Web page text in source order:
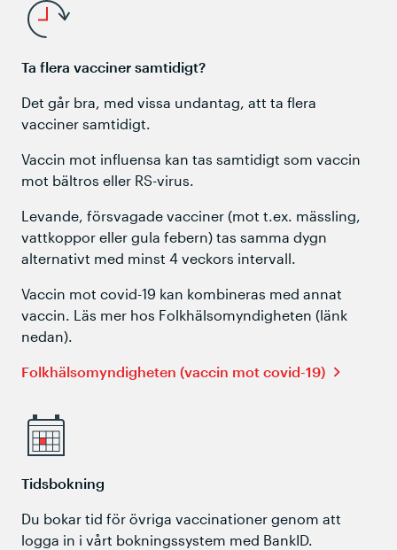
Ta flera vacciner samtidigt?
Det går bra, med vissa undantag, att ta flera
vacciner samtidigt.
Vaccin mot influensa kan tas samtidigt som vaccin
mot bältros eller RS-virus.
Levande, försvagade vacciner (mot t.ex. mässling,
vattkoppor eller gula febern) tas samma dygn
alternativt med minst 4 veckors intervall.
Vaccin mot covid-19 kan kombineras med annat
vaccin. Läs mer hos Folkhälsomyndigheten (länk
nedan).
Folkhälsomyndigheten (vaccin mot covid-19)
Tidsbokning
Du bokar tid för övriga vaccinationer genom att
logga in i vårt bokningssystem med BankID.